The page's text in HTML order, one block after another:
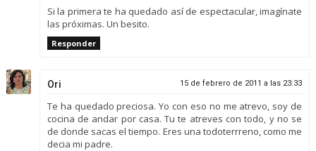
Si la primera te ha quedado así de espectacular, imagínate
las próximas. Un besito.
Responder
Ori 15 de febrero de 2011 a las 23:33
Te ha quedado preciosa. Yo con eso no me atrevo, soy de
cocina de andar por casa. Tu te atreves con todo, y no se
de donde sacas el tiempo. Eres una todoterrreno, como me
decia mi padre.